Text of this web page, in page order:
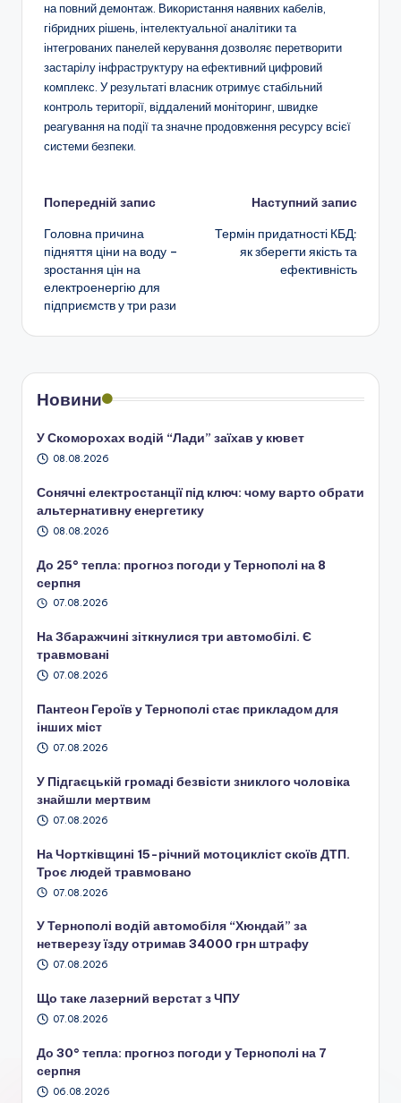
на повний демонтаж. Використання наявних кабелів,
гібридних рішень, інтелектуальної аналітики та
інтегрованих панелей керування дозволяє перетворити
застарілу інфраструктуру на ефективний цифровий
комплекс. У результаті власник отримує стабільний
контроль території, віддалений моніторинг, швидке
реагування на події та значне продовження ресурсу всієї
системи безпеки.
Навігація
по
запису
Попередній запис
Головна причина
підняття ціни на воду –
зростання цін на
електроенергію для
підприємств у три рази
Наступний запис
Термін придатності КБД:
як зберегти якість та
ефективність
Новини
У Скоморохах водій “Лади” заїхав у кювет
08.08.2026
Сонячні електростанції під ключ: чому варто обрати
альтернативну енергетику
08.08.2026
До 25° тепла: прогноз погоди у Тернополі на 8
серпня
07.08.2026
На Збаражчині зіткнулися три автомобілі. Є
травмовані
07.08.2026
Пантеон Героїв у Тернополі стає прикладом для
інших міст
07.08.2026
У Підгаєцькій громаді безвісти зниклого чоловіка
знайшли мертвим
07.08.2026
На Чортківщині 15-річний мотоцикліст скоїв ДТП.
Троє людей травмовано
07.08.2026
У Тернополі водій автомобіля “Хюндай” за
нетверезу їзду отримав 34000 грн штрафу
07.08.2026
Що таке лазерний верстат з ЧПУ
07.08.2026
До 30° тепла: прогноз погоди у Тернополі на 7
серпня
06.08.2026